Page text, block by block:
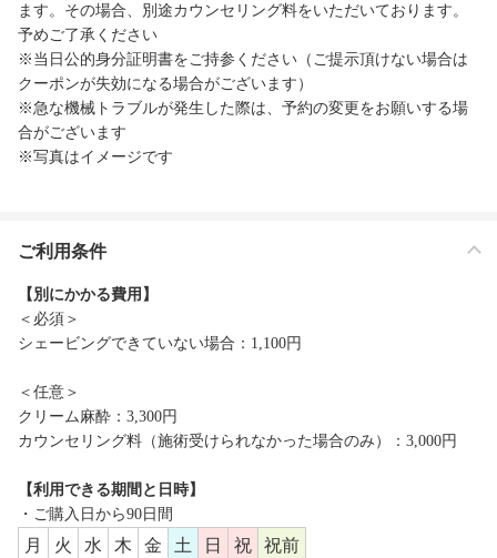
ます。その場合、別途カウンセリング料をいただいております。
予めご了承ください
※当日公的身分証明書をご持参ください（ご提示頂けない場合は
クーポンが失効になる場合がございます）
※急な機械トラブルが発生した際は、予約の変更をお願いする場
合がございます
※写真はイメージです
ご利用条件
【別にかかる費用】
＜必須＞
シェービングできていない場合：1,100円
＜任意＞
クリーム麻酔：3,300円
カウンセリング料（施術受けられなかった場合のみ）：3,000円
【利用できる期間と日時】
・ご購入日から90日間
月 火 水 木 金 土 日 祝 祝前